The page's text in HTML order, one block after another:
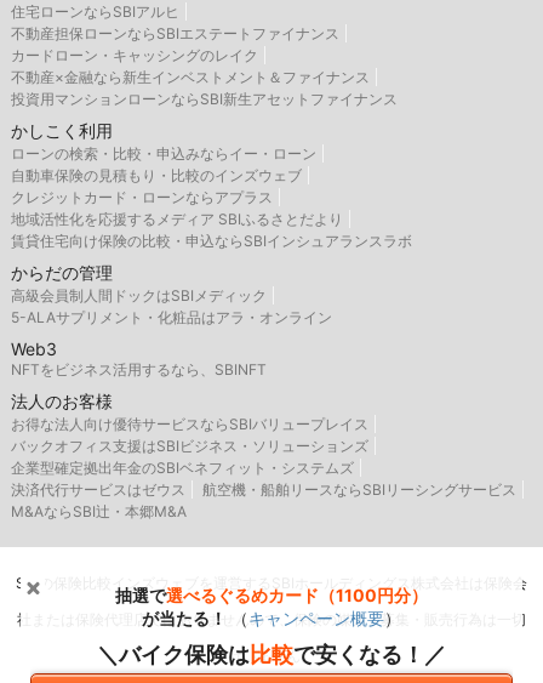
住宅ローンならSBIアルヒ
不動産担保ローンならSBIエステートファイナンス
カードローン・キャッシングのレイク
不動産×金融なら新生インベストメント＆ファイナンス
投資用マンションローンならSBI新生アセットファイナンス
かしこく利用
ローンの検索・比較・申込みならイー・ローン
自動車保険の見積もり・比較のインズウェブ
クレジットカード・ローンならアプラス
地域活性化を応援するメディア SBIふるさとだより
賃貸住宅向け保険の比較・申込ならSBIインシュアランスラボ
からだの管理
高級会員制人間ドックはSBIメディック
5-ALAサプリメント・化粧品はアラ・オンライン
Web3
NFTをビジネス活用するなら、SBINFT
法人のお客様
お得な法人向け優待サービスならSBIバリュープレイス
バックオフィス支援はSBIビジネス・ソリューションズ
企業型確定拠出年金のSBIベネフィット・システムズ
決済代行サービスはゼウス
航空機・船舶リースならSBIリーシングサービス
M&AならSBI辻・本郷M&A
SBIの保険比較インズウェブを運営するSBIホールディングス株式会社は保険会
社または保険代理店ではありませんので、保険の媒介・募集・販売行為は一切
行いません。
抽選で選べるぐるめカード（1100円分）
が当たる！
（キャンペーン概要）
＼バイク保険は比較で安くなる！／